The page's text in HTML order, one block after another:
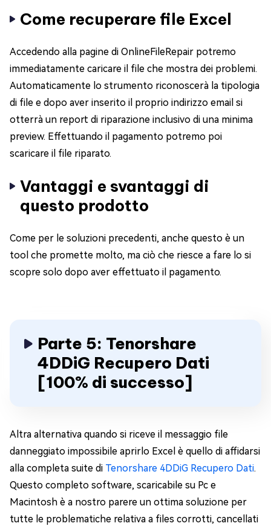
Come recuperare file Excel
Accedendo alla pagine di OnlineFileRepair potremo
immediatamente caricare il file che mostra dei problemi.
Automaticamente lo strumento riconoscerà la tipologia
di file e dopo aver inserito il proprio indirizzo email si
otterrà un report di riparazione inclusivo di una minima
preview. Effettuando il pagamento potremo poi
scaricare il file riparato.
Vantaggi e svantaggi di
questo prodotto
Come per le soluzioni precedenti, anche questo è un
tool che promette molto, ma ciò che riesce a fare lo si
scopre solo dopo aver effettuato il pagamento.
Parte 5: Tenorshare
4DDiG Recupero Dati
[100% di successo]
Altra alternativa quando si riceve il messaggio file
danneggiato impossibile aprirlo Excel è quello di affidarsi
alla completa suite di Tenorshare 4DDiG Recupero Dati.
Questo completo software, scaricabile su Pc e
Macintosh è a nostro parere un ottima soluzione per
tutte le problematiche relativa a files corrotti, cancellati